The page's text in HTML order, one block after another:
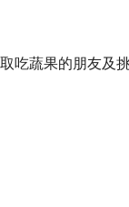
吃蔬果的朋友及